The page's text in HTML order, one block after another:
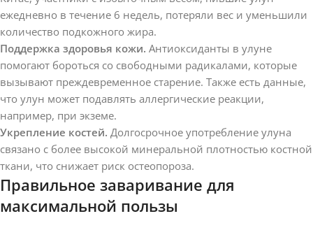
ежедневно в течение 6 недель, потеряли вес и уменьшили
количество подкожного жира.
Поддержка здоровья кожи. Антиоксиданты в улуне
помогают бороться со свободными радикалами, которые
вызывают преждевременное старение. Также есть данные,
что улун может подавлять аллергические реакции,
например, при экземе.
Укрепление костей. Долгосрочное употребление улуна
связано с более высокой минеральной плотностью костной
ткани, что снижает риск остеопороза.
Правильное заваривание для
максимальной пользы